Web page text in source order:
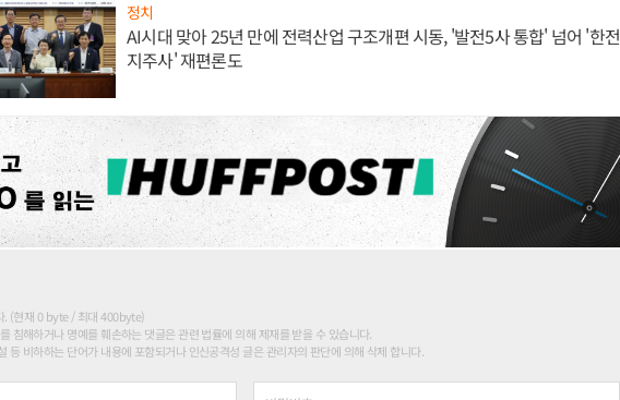
정치
AI시대 맞아 25년 만에 전력산업 구조개편 시동, '발전5사 통합' 넘어 '한전
지주사' 재편론도
. (현재 0 byte / 최대 400byte)
침해하거나 명예를 훼손하는 댓글은 관련 법률에 의해 제재를 받을 수 있습니다.
등 비하하는 단어가 내용에 포함되거나 인신공격성 글은 관리자의 판단에 의해 삭제 합니다.